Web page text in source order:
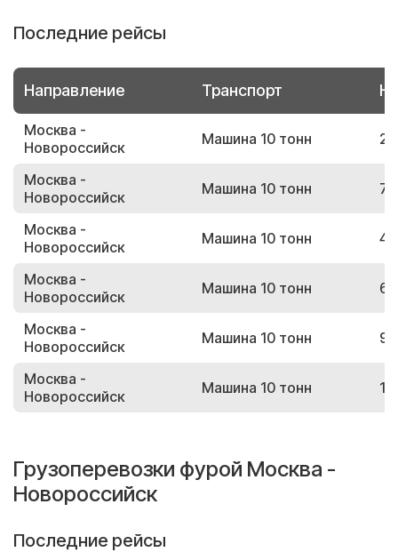
Последние рейсы
Направление Транспорт
Москва -
Новороссийск
Машина 10 тонн
Москва -
Новороссийск
Машина 10 тонн
Москва -
Новороссийск
Машина 10 тонн
Москва -
Новороссийск
Машина 10 тонн
Москва -
Новороссийск
Машина 10 тонн
Москва -
Новороссийск
Машина 10 тонн
Грузоперевозки фурой Москва -
Новороссийск
Последние рейсы